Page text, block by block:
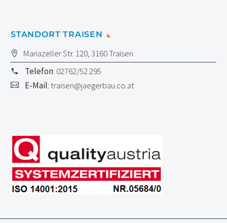
STANDORT TRAISEN
Mariazeller Str. 120, 3160 Traisen
Telefon: 02762/52 295
E-Mail:traisen@jaegerbau.co.at